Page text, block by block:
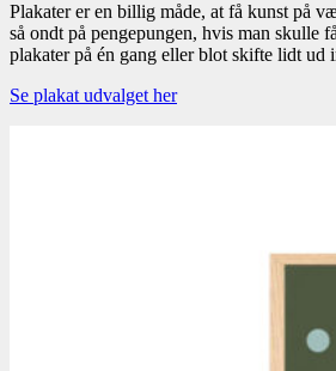
Plakater er en billig måde, at få kunst på
så ondt på pengepungen, hvis man skulle
plakater på én gang eller blot skifte lidt ud
Se plakat udvalget her